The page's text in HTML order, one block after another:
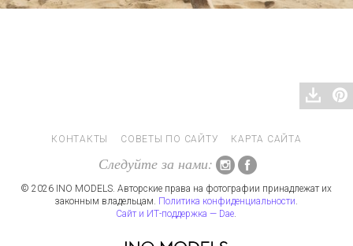
КОНТАКТЫ СОВЕТЫ ПО САЙТУ КАРТА САЙТА
Следуйте за нами:
© 2026 INO MODELS. Авторские права на фотографии принадлежат их
законным владельцам. Политика конфиденциальности.
Сайт и ИТ-поддержка — Dae.